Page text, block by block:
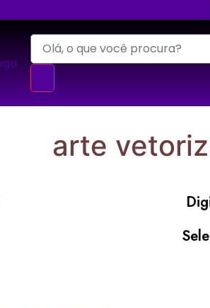
arte